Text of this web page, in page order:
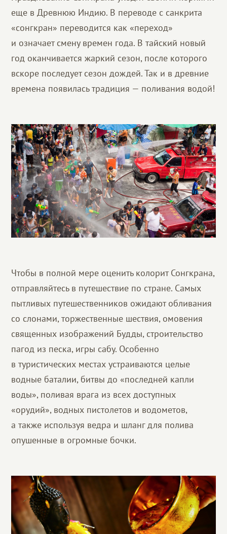
еще в Древнюю Индию. В переводе с санкрита
«сонгкран» переводится как «переход»
и означает смену времен года. В тайский новый
год оканчивается жаркий сезон, после которого
вскоре последует сезон дождей. Так и в древние
времена появилась традиция — поливания водой!
Чтобы в полной мере оценить колорит Сонгкрана,
отправляйтесь в путешествие по стране. Самых
пытливых путешественников ожидают обливания
со слонами, торжественные шествия, омовения
священных изображений Будды, строительство
пагод из песка, игры сабу. Особенно
в туристических местах устраиваются целые
водные баталии, битвы до «последней капли
воды», поливая врага из всех доступных
«орудий», водных пистолетов и водометов,
а также используя ведра и шланг для полива
опушенные в огромные бочки.